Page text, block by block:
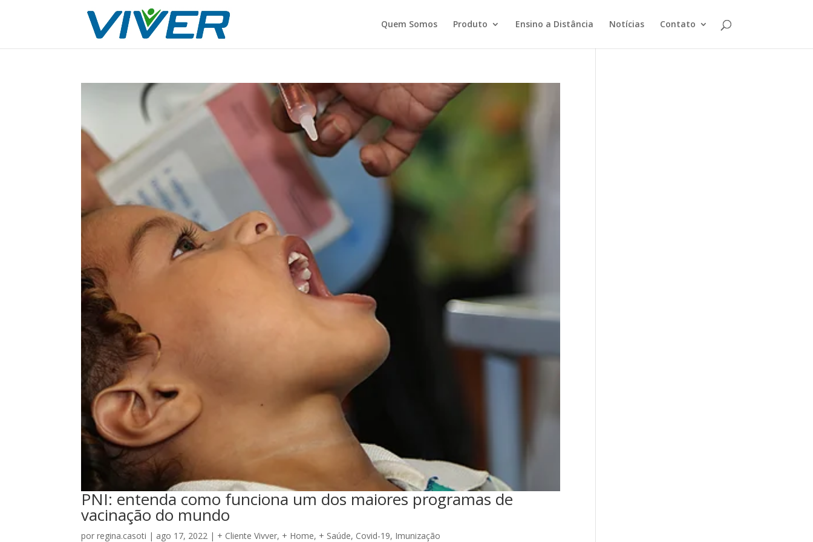
Quem Somos Produto Ensino a Distância Notícias Contato
PNI: entenda como funciona um dos maiores programas de
vacinação do mundo
porregina.casoti | ago 17, 2022 | + Cliente Vivver, + Home, + Saúde, Covid-19, Imunização